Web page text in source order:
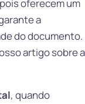
oferecem um
a
do documento.
artigo sobre a
, quando